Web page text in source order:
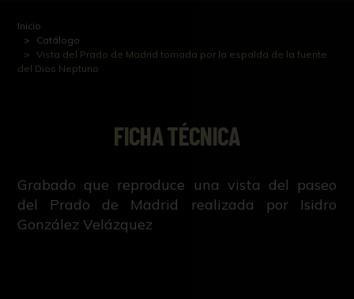
Inicio
Catálogo
Vista del Prado de Madrid tomada por la espalda de la fuente
del Dios Neptuno
FICHA TÉCNICA
Grabado que reproduce una vista del paseo
del Prado de Madrid realizada por Isidro
González Velázquez